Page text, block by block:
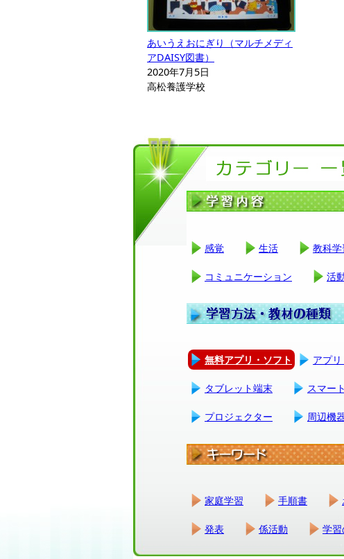
あいうえおにぎり（マルチメディ
アDAISY図書）
2020年7月5日
高松養護学校
感覚
生活 教科学
コミュニケーション 活
無料アプリ・ソフト
アプリ
タブレット端末 スマー
プロジェクター 周辺機
家庭学習
手順書
発表 係活動 学習